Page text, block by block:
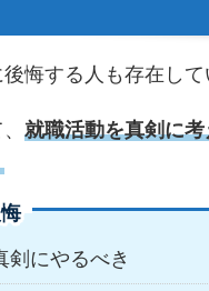
悔する人も存在して
就職活動を真剣に
剣にやるべき